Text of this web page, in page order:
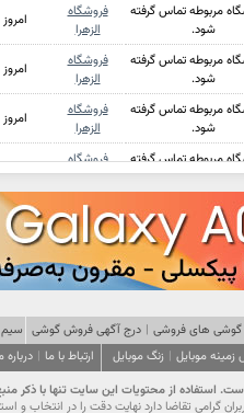
مربوطه تماس گرفته
شود.
فروشگاه
الزهرا
امروز
مربوطه تماس گرفته
شود.
فروشگاه
الزهرا
امروز
مربوطه تماس گرفته
شود.
فروشگاه
الزهرا
امروز
مربوطه تماس گرفته
شود.
فروشگاه
الزهرا
امروز
مربوطه تماس گرفته
شود.
فروشگاه
الزهرا
امروز
مربوطه تماس گرفته
شود.
فروشگاه
الزهرا
امروز
شود.
الزهرا
امروز
مربوطه تماس گرفته
شود.
فروشگاه
الزهرا
امروز
مربوطه تماس گرفته فروشگاه
گوشی های فروشی | درج آگهی فروش گوشی
موبایل | زنگ موبایل ارتباط با ما | درباره